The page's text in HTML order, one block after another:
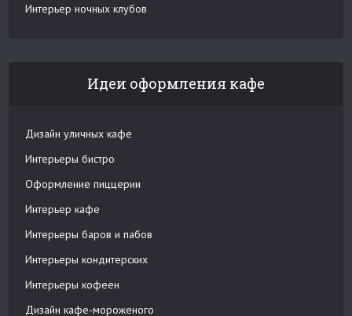
Интерьер ночных клубов
Идеи оформления кафе
Дизайн уличных кафе
Интерьеры бистро
Оформление пиццерии
Интерьер кафе
Интерьеры баров и пабов
Интерьеры кондитерских
Интерьеры кофеен
Дизайн кафе-мороженого